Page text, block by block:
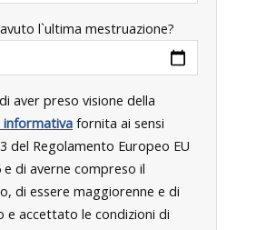
l`ultima mestruazione?
aver preso visione della
informativa fornita ai sensi
del Regolamento Europeo EU
e di averne compreso il
di essere maggiorenne e di
e accettato le condizioni di